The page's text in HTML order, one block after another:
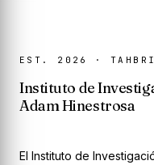
EST. 2026 ·
Instituto de
Adam Hinestrosa
El Instituto de